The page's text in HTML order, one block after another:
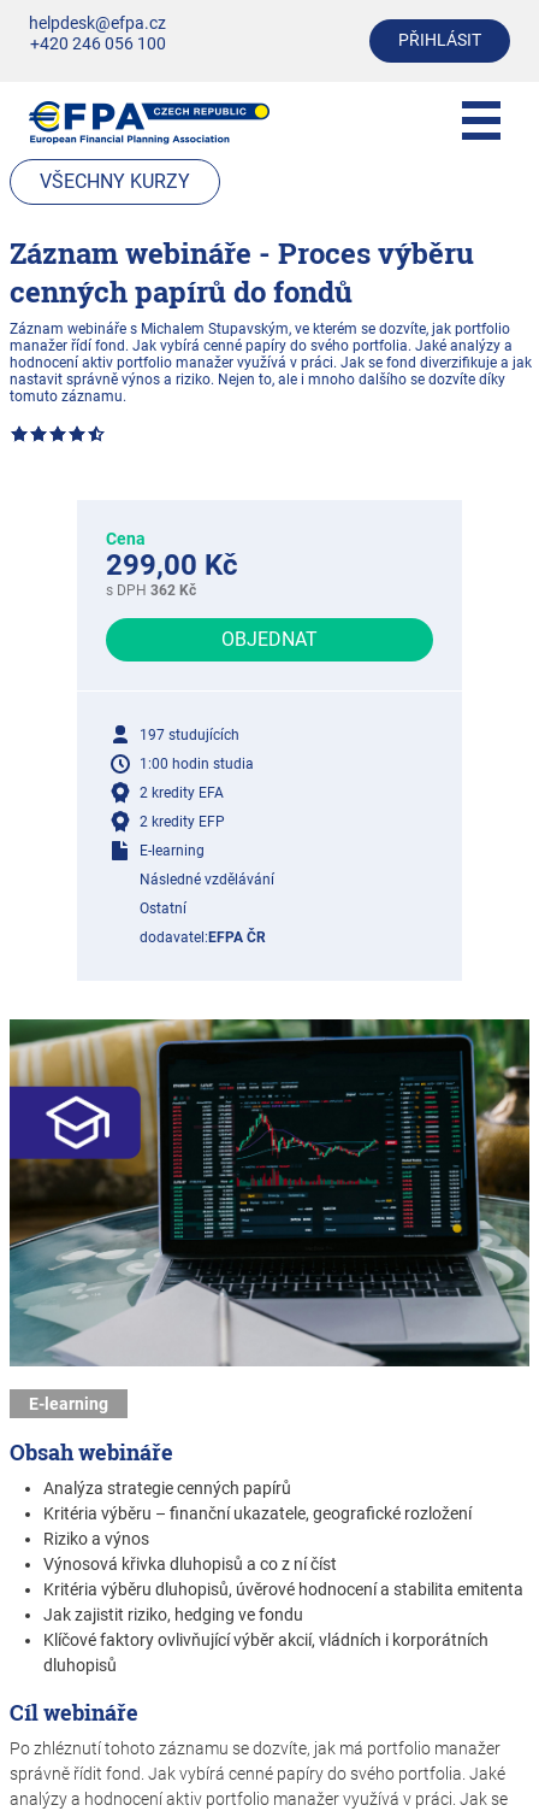
helpdesk@efpa.cz
+420 246 056 100
PŘIHLÁSIT
VŠECHNY KURZY
Záznam webináře - Proces výběru
cenných papírů do fondů
Záznam webináře s Michalem Stupavským, ve kterém se dozvíte, jak portfolio
manažer řídí fond. Jak vybírá cenné papíry do svého portfolia. Jaké analýzy a
hodnocení aktiv portfolio manažer využívá v práci. Jak se fond diverzifikuje a jak
nastavit správně výnos a riziko. Nejen to, ale i mnoho dalšího se dozvíte díky
tomuto záznamu.
E-learning
Obsah webináře
Analýza strategie cenných papírů
Kritéria výběru – finanční ukazatele, geografické rozložení
Riziko a výnos
Výnosová křivka dluhopisů a co z ní číst
Kritéria výběru dluhopisů, úvěrové hodnocení a stabilita emitenta
Jak zajistit riziko, hedging ve fondu
Klíčové faktory ovlivňující výběr akcií, vládních i korporátních
dluhopisů
Cíl webináře
Po zhléznutí tohoto záznamu se dozvíte, jak má portfolio manažer
správně řídit fond. Jak vybírá cenné papíry do svého portfolia. Jaké
analýzy a hodnocení aktiv portfolio manažer využívá v práci. Jak se
Cena
299,00 Kč
s DPH 362 Kč
OBJEDNAT
197 studujících
1:00 hodin studia
2 kredity EFA
2 kredity EFP
E-learning
Následné vzdělávání
Ostatní
dodavatel: EFPA ČR